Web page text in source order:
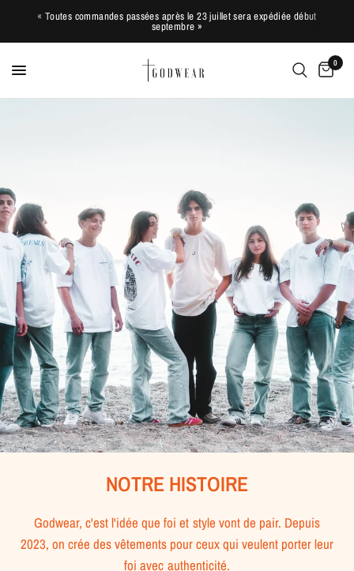
« Toutes commandes passées après le 23 juillet sera expédiée début
septembre »
0
NOTRE HISTOIRE
Godwear, c'est l'idée que foi et style vont de pair. Depuis
2023, on crée des vêtements pour ceux qui veulent porter leur
foi avec authenticité.